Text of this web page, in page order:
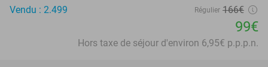
Vendu : 2.499
Régulier 166€
99€
Hors taxe de séjour d'environ 6,95€ p.p.p.n.